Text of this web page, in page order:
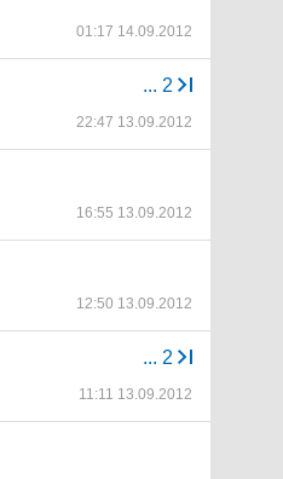
01:17 14.09.2012
... 2
22:47 13.09.2012
16:55 13.09.2012
12:50 13.09.2012
... 2
11:11 13.09.2012